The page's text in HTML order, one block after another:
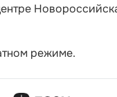
режиме.